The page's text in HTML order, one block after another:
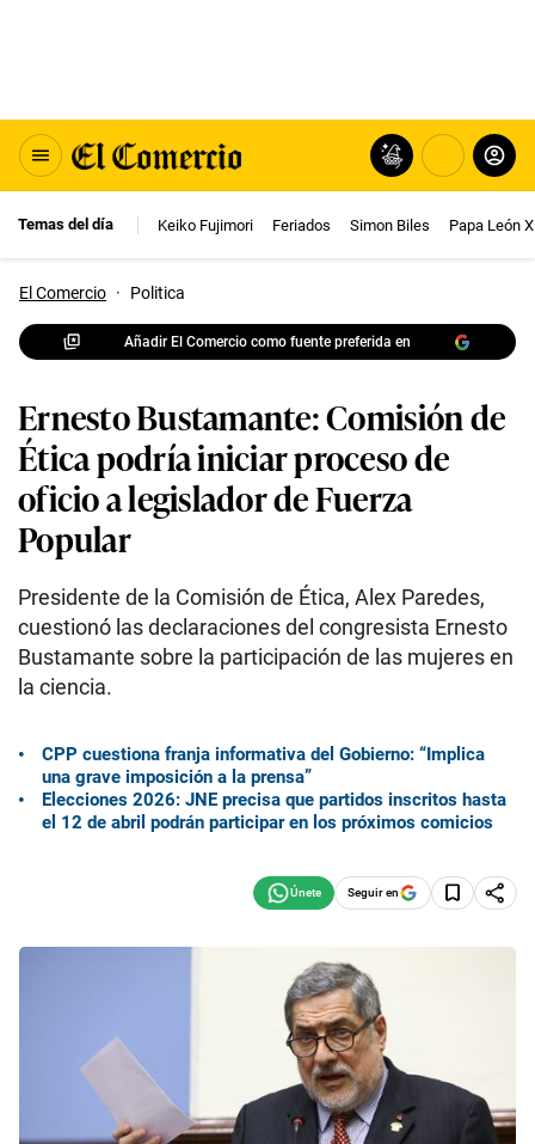
Temas del día Keiko Fujimori Feriados Simon Biles Papa León
El Comercio · Politica
Añadir El Comercio como fuente preferida en
Ernesto Bustamante: Comisión de
Ética podría iniciar proceso de
oficio a legislador de Fuerza
Popular
Presidente de la Comisión de Ética, Alex Paredes,
cuestionó las declaraciones del congresista Ernesto
Bustamante sobre la participación de las mujeres en
la ciencia.
CPP cuestiona franja informativa del Gobierno: “Implica
una grave imposición a la prensa”
Elecciones 2026: JNE precisa que partidos inscritos hasta
el 12 de abril podrán participar en los próximos comicios
Seguir en